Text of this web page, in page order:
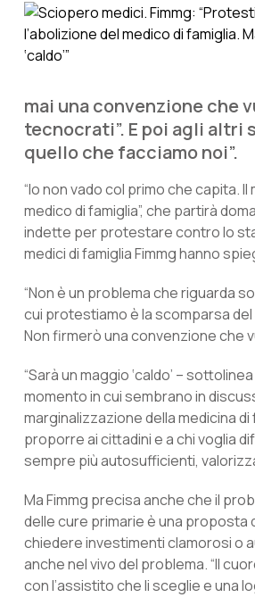
mai una convenzione che
tecnocrati”. E poi agli altri
quello che facciamo noi”.
“Io non vado col primo che capita.
medico di famiglia”, che partirà
indette per protestare contro lo
medici di famiglia Fimmg hanno
“Non è un problema che riguarda
cui protestiamo è la scomparsa
Non firmerò una convenzione che
“Sarà un maggio ‘caldo’ –
momento in cui sembrano in
marginalizzazione della medicina
proporre ai cittadini e a chi voglia
sempre più autosufficienti,
Ma Fimmg precisa anche che il
delle cure primarie è una proposta
chiedere investimenti clamorosi o
anche nel vivo del problema. “Il
con l’assistito che li sceglie e una